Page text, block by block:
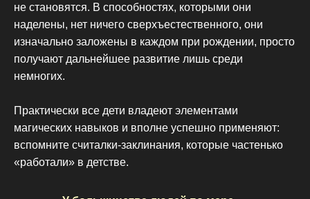
не становятся. В способностях, которыми они
наделены, нет ничего сверхъестественного, они
изначально заложены в каждом при рождении, просто
получают дальнейшее развитие лишь среди
немногих.
Практически все дети владеют элементами
магических навыков и вполне успешно применяют:
вспомните считалки-заклинания, которые частенько
«работали» в детстве.